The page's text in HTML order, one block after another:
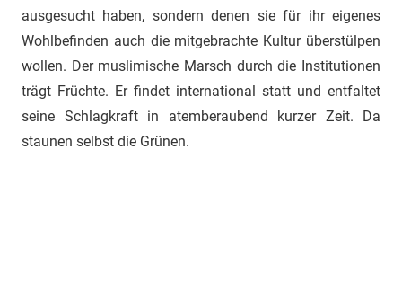
ausgesucht haben, sondern denen sie für ihr eigenes
Wohlbefinden auch die mitgebrachte Kultur überstülpen
wollen. Der muslimische Marsch durch die Institutionen
trägt Früchte. Er findet international statt und entfaltet
seine Schlagkraft in atemberaubend kurzer Zeit. Da
staunen selbst die Grünen.